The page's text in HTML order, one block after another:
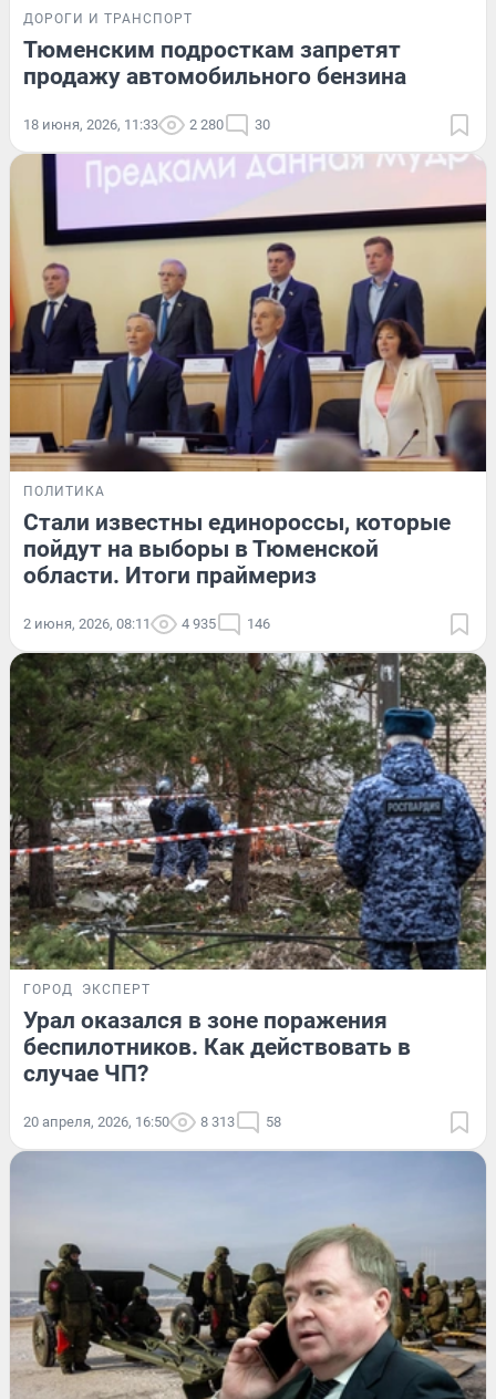
ДОРОГИ И ТРАНСПОРТ
Тюменским подросткам запретят
продажу автомобильного бензина
18 июня, 2026, 11:33 2 280 30
ПОЛИТИКА
Стали известны единороссы, которые
пойдут на выборы в Тюменской
области. Итоги праймериз
2 июня, 2026, 08:11 4 935 146
ГОРОД ЭКСПЕРТ
Урал оказался в зоне поражения
беспилотников. Как действовать в
случае ЧП?
20 апреля, 2026, 16:50 8 313 58